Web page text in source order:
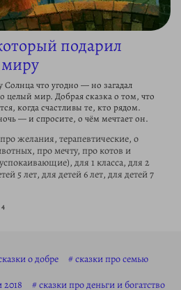
подарил
миру
что угодно — но загадал
целый мир. Добрая сказка о том, что
когда счастливы те, кто рядом.
— и спросите, о чём мечтает он.
желания, терапевтические, о
про мечту, про котов и
для 1 класса, для 2
5 лет, для детей 6 лет, для детей 7
4
о добре
сказки про семью
2018
сказки про деньги и богатство